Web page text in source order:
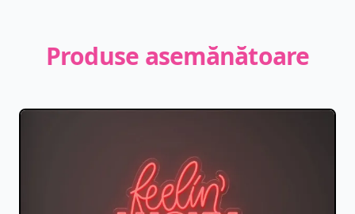
Produse asemănătoare